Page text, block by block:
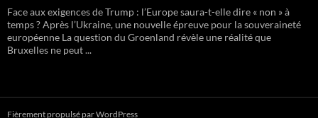
Face aux exigences de Trump : l’Europe saura-t-elle dire « non » à
temps ? Après l’Ukraine, une nouvelle épreuve pour la souveraineté
européenne La question du Groenland révèle une réalité que
Bruxelles ne peut ...
Fièrement propulsé par WordPress